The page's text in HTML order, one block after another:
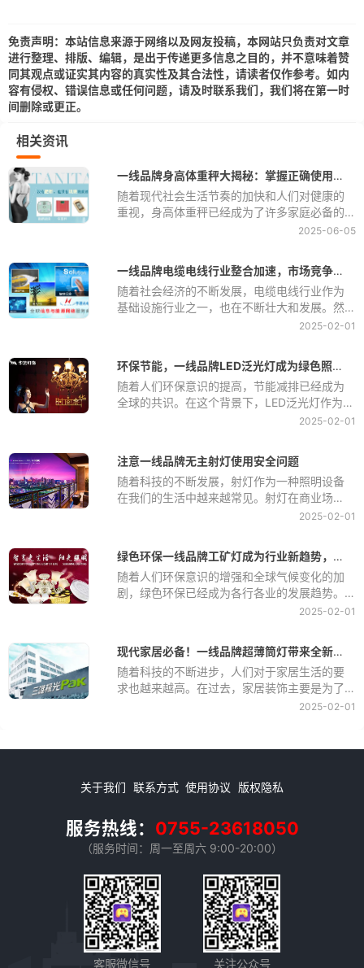
免责声明：本站信息来源于网络以及网友投稿，本网站只负责对文章
进行整理、排版、编辑，是出于传递更多信息之目的，并不意味着赞
同其观点或证实其内容的真实性及其合法性，请读者仅作参考。如内
容有侵权、错误信息或任何问题，请及时联系我们，我们将在第一时
间删除或更正。
相关资讯
一线品牌身高体重秤大揭秘：掌握正确使用方法，准确监测身体变化
随着现代社会生活节奏的加快和人们对健康的
重视，身高体重秤已经成为了许多家庭必备的
健康监测工具之一。通过定期测量身体的体重
的发生。但是，很多人在使用身高体重秤时却
常常出现误差，导致无法准确监测身体变化。
因此，正确掌握一线品牌身高体重秤的使用方
2025-06-05
一线品牌电缆电线行业整合加速，市场竞争愈发激烈
随着社会经济的不断发展，电缆电线行业作为
基础设施行业之一，也在不断壮大和发展。然
而，随着市场竞争的加剧，一线品牌电缆电线
2025-02-01
环保节能，一线品牌LED泛光灯成为绿色照明新选择
随着人们环保意识的提高，节能减排已经成为
全球的共识。在这个背景下，LED泛光灯作为一
种新型的绿色照明产品，被越来越多的人所青
2025-02-01
注意一线品牌无主射灯使用安全问题
随着科技的不断发展，射灯作为一种照明设备
在我们的生活中越来越常见。射灯在商业场
所、家庭、办公室等各种场所都有广泛的应
患，如果不注意使用，可能会导致火灾、触电
等危险事故的发生。因此，在使用射灯时，我
们必须要注意一些安全问题，以保障我们的生
2025-02-01
绿色环保一线品牌工矿灯成为行业新趋势，节能效果显著
随着人们环保意识的增强和全球气候变化的加
剧，绿色环保已经成为各行各业的发展趋势。
在工矿行业，灯光作为必不可少的设备之一，
来越多企业和消费者的青睐。
2025-02-01
现代家居必备！一线品牌超薄筒灯带来全新照明体验
随着科技的不断进步，人们对于家居生活的要
求也越来越高。在过去，家居装饰主要是为了
美化环境，提升居住品质，而如今，人们对于
2025-02-01
关于我们 联系方式 使用协议 版权隐私
服务热线： 0755-23618050
（服务时间：周一至周六 9:00-20:00）
客服微信号 关注公众号